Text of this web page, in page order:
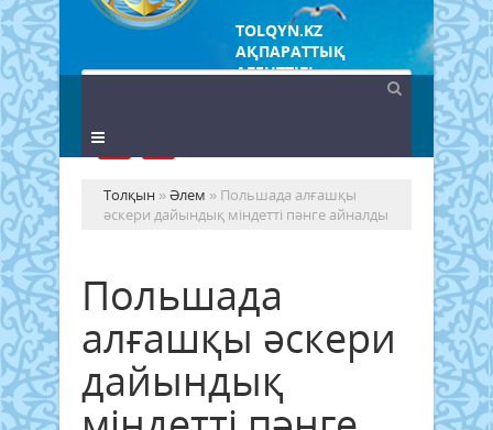
TOLQYN.KZ
АҚПАРАТТЫҚ
АГЕНТТІГІ
Толқын »Әлем » Польшада алғашқы
әскери дайындық міндетті пәнге айналды
Польшада
алғашқы әскери
дайындық